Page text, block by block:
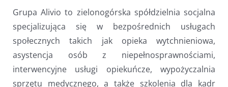
Grupa Alivio to zielonogórska spółdzielnia socjalna
specjalizująca się w bezpośrednich usługach
społecznych takich jak opieka wytchnieniowa,
asystencja osób z niepełnosprawnościami,
interwencyjne usługi opiekuńcze, wypożyczalnia
sprzętu medycznego, a także szkolenia dla kadr